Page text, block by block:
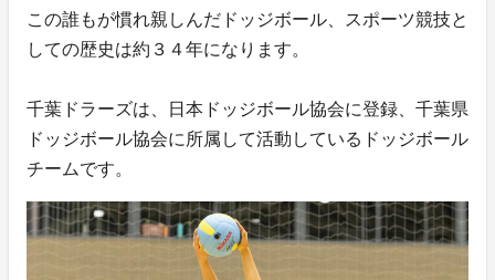
この誰もが慣れ親しんだドッジボール、スポーツ競技と
しての歴史は約３４年になります。
千葉ドラーズは、日本ドッジボール協会に登録、千葉県
ドッジボール協会に所属して活動しているドッジボール
チームです。